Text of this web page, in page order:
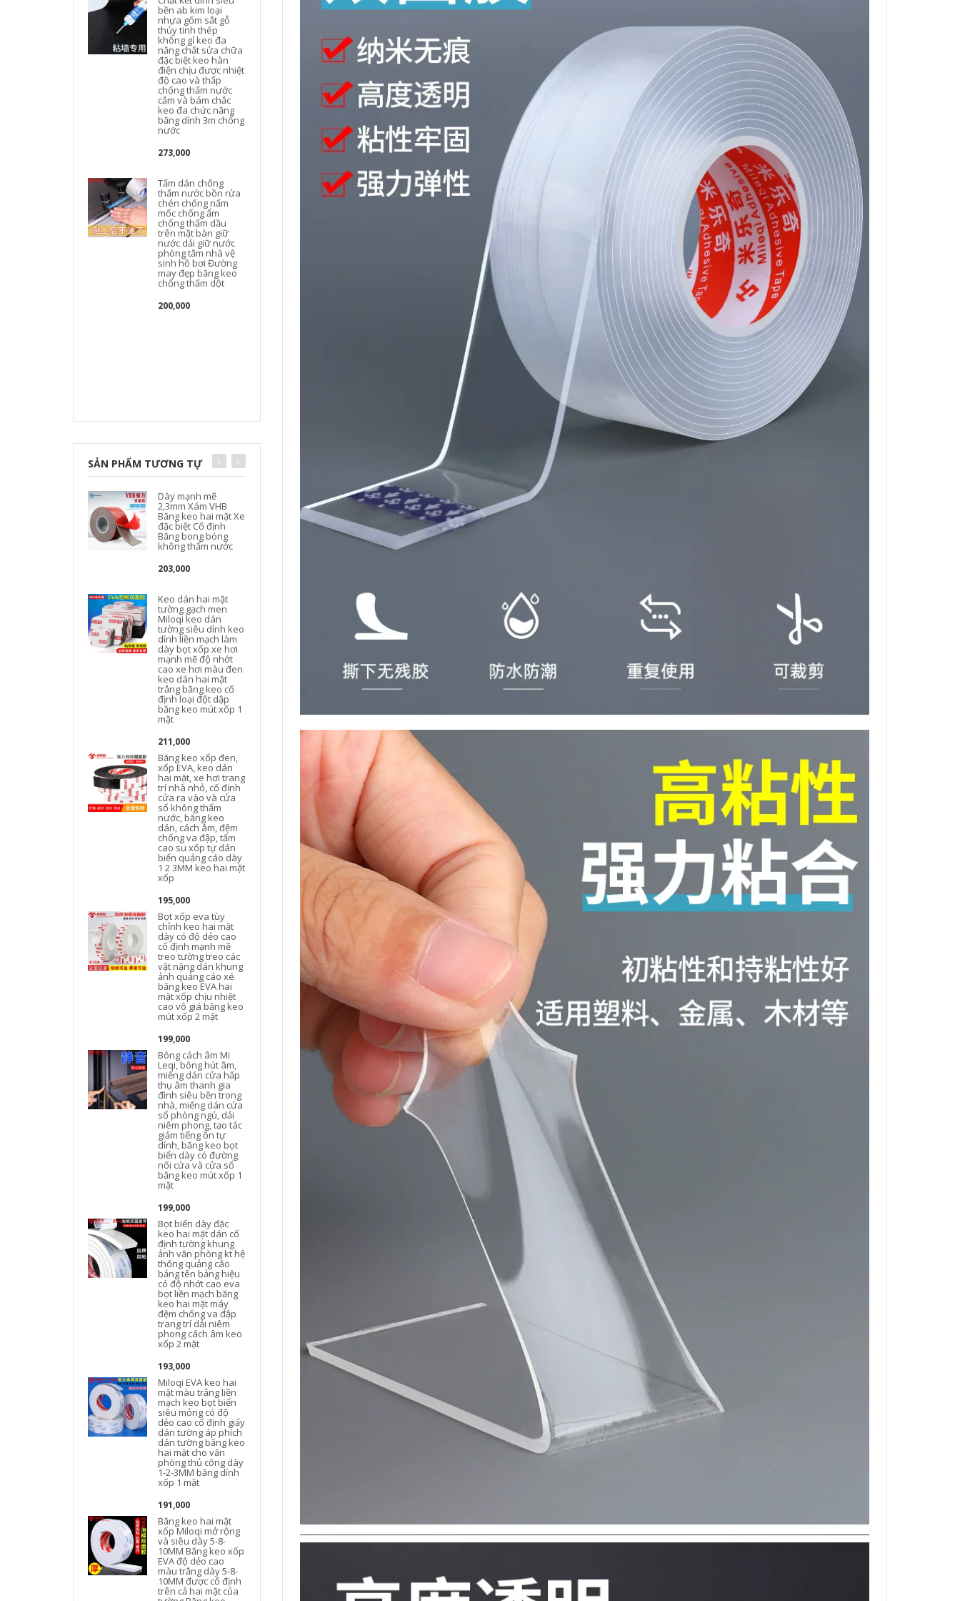
bền ab kim loại
nhựa gốm sắt gỗ
thủy tinh thép
không gỉ keo đa
năng chất sửa chữa
đặc biệt keo hàn
điện chịu được nhiệt
độ cao và thấp
chống thấm nước
cắm và bám chắc
keo đa chức năng
băng dính 3m chống
nước
273,000
Tấm dán chống
thấm nước bồn rửa
chén chống nấm
mốc chống ẩm
chống thấm dầu
trên mặt bàn giữ
nước dải giữ nước
phòng tắm nhà vệ
sinh hồ bơi Đường
may đẹp băng keo
chống thấm dột
200,000
Keo sửa giày, keo
dán giày, keo hở,
giày bóng rổ thể
thao, giày da, đế vải,
thợ đóng giày
dán giày loại mạnh
chống thấm đa
năng, keo dán
xưởng đóng giày
băng keo chống
thấm x2000
tôn
nhôm ống nước ống
nước nhà bếp phạm
phong bẫy băng
nhà bếp và phòng
tắm sửa chữa nồi
nhôm lá nhôm nhiệt
độ cao cách nhiệt
máy nước nóng gia
đình tự dính chống
thấm và cách nhiệt
băng giấy nhôm lá
băng keo chống
nước
228,000
Tấm dán chống
thấm, ngói thép
màu, lá nhôm, xi
măng, sắt nhựa,
nhà chống mưa,
mái nhà, tường,
chống dột, chống
dột và tấm dán
tường đầy lỗ, băng
dính butyl tự dính,
nhà siêu dính
chống dột nhãn dán
keo dán chống
SẢN PHẨM TƯƠNG TỰ
Dày mạnh mẽ
2,3mm Xám VHB
Băng keo hai mặt Xe
đặc biệt Cố định
Băng bong bóng
không thấm nước
203,000
Keo dán hai mặt
tường gạch men
Miloqi keo dán
tường siêu dính keo
dính liền mạch làm
dày bọt xốp xe hơi
mạnh mẽ độ nhớt
cao xe hơi màu đen
keo dán hai mặt
trắng băng keo cố
định loại đột dập
băng keo mút xốp 1
mặt
211,000
Băng keo xốp đen,
xốp EVA, keo dán
hai mặt, xe hơi trang
trí nhà nhỏ, cố định
cửa ra vào và cửa
sổ không thấm
nước, băng keo
dán, cách âm, đệm
chống va đập, tấm
cao su xốp tự dán
biển quảng cáo dày
1 2 3MM keo hai mặt
xốp
195,000
Bọt xốp eva tùy
chỉnh keo hai mặt
dày có độ dẻo cao
cố định mạnh mẽ
treo tường treo các
vật nặng dán khung
ảnh quảng cáo xé
băng keo EVA hai
mặt xốp chịu nhiệt
cao vô giá băng keo
mút xốp 2 mặt
199,000
Bông cách âm Mi
Leqi, bông hút âm,
miếng dán cửa hấp
thụ âm thanh gia
đình siêu bền trong
nhà, miếng dán cửa
sổ phòng ngủ, dải
niêm phong, tạo tác
giảm tiếng ồn tự
dính, băng keo bọt
biển dày có đường
nối cửa và cửa sổ
băng keo mút xốp 1
mặt
199,000
Bọt biển dày đặc
keo hai mặt dán cố
định tường khung
ảnh văn phòng kt hệ
thống quảng cáo
bảng tên bảng hiệu
có độ nhớt cao eva
bọt liền mạch băng
keo hai mặt máy
đệm chống va đập
trang trí dải niêm
phong cách âm keo
xốp 2 mặt
193,000
Miloqi EVA keo hai
mặt màu trắng liền
mạch keo bọt biển
siêu mỏng có độ
dẻo cao cố định giấy
dán tường áp phích
dán tường băng keo
hai mặt cho văn
phòng thủ công dày
1-2-3MM băng dính
xốp 1 mặt
191,000
Băng keo hai mặt
xốp Miloqi mở rộng
và siêu dày 5-8-
10MM Băng keo xốp
EVA độ dẻo cao
màu trắng dày 5-8-
10MM được cố định
trên cả hai mặt của
Miloqi Mạnh mẽ Bọt
biển siêu mỏng Keo
hai mặt Biển hiệu
Văn phòng Dán Đồ
trang trí nhỏ để cố
định Sinh viên Sử
băng dính xốp vàng
siêu dính bán buôn
3MM dày dán cố
định tường vật tư
xốp EVA trắng siêu
mỏng không thấm
nước keo dán hai
mặt có độ nhớt cao
băng dính xốp 1 mặt
228,000
Miloqi bọt đen liền
mạch dải keo hai
mặt dán chặt khung
ảnh bọt biển có độ
nhớt cao cố định
tường dày dán
tường xe hơi đặc
biệt siêu mạnh
không đánh dấu
hấp thụ sốc cơ học
2-3-5MM băng dính
xốp đen
194,000
Miloqi bọt biển
mạnh mẽ hai mặt
băng keo dán tường
có độ nhớt cao 2-3-
5MM cộng với độ
dày Băng dính hai
mặt bọt trắng EVA
bán buôn vận
chuyển băng keo
dán cách âm băng
keo xốp
193,000
Miller Qi băng keo
hai mặt bọt biển có
độ nhớt cao siêu
mỏng liền mạch siêu
mỏng 1-2-3mm bọt
Miloqi bọt biển
mạnh mẽ hai mặt
keo dán tường có
độ nhớt cao cố định
khung ảnh hai mặt
băng keo xốp dán
gương dán gạch liền
8-10MM mà không
dải niêm phong
cách âm băng keo
Máy ghi âm xe hơi
dày hai mặt Miloqi
bọt mạnh mẽ ETC
dán tường cố định
Bọt biển eva dày
đặc keo hai mặt có
độ nhớt cao dán
tường cố định ảnh
mặt KT biển quảng
cáo rèm xốp dán
tường băng keo dán
mặt
mặt tường không
đánh dấu keo bọt
biển bọt băng dính
xốp 2 mặt 1cm
280,000
Bọt keo hai mặt, bọt
biển đen EVA chắc
chắn, trang trí nhà
cửa, dải cách âm,
đóng thùng, cố định
dây điện, tường có
độ nhớt cao, băng
keo xốp màng đỏ,
vật tư thiết bị công
nghiệp, vật tư văn
phòng băng dính
xốp 2 mặt 5cm
219,000
Rèm cửa kính tường
và cửa sổ dán băng
dính hai mặt, dải bít
kín phòng chống
nắng bằng kính
rỗng, tấm xốp chống
thấm, chống bụi và
chống va đập, tấm
kim loại đen, tấm
gốm đá phiến,
tường bao bên
ngoài tòa nhà chất
kết dính hai mặt keo
hai mặt xốp
Miloqi keo hai mặt
có độ nhớt cao Băng
xốp dán tường cố
định xe không có
vết dính keo bọt
siêu mỏng bán
buôn vận chuyển
Băng keo xốp hai
mặt có độ nhớt siêu
cao dày 1-2-3mm
băng keo xốp trắng
437,000
Miloqi bọt biển PE
mạnh mẽ Băng keo
hai mặt trang trí có
độ nhớt cao
trunking không có
móng tay bảng tên
quảng cáo đặc biệt
cố định không thấm
nước chịu nhiệt độ
cao màng đen đỏ
bọt biển dày nhãn
dán hai mặt băng
dính xốp vàng
đai cố định băng
203,000